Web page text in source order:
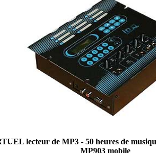
lecteur de MP3 - 50 heures de
MP903 mobile